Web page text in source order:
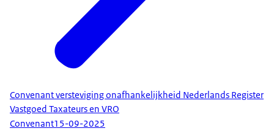
Convenant versteviging onafhankelijkheid Nederlands Register
Vastgoed Taxateurs en VRO
Convenant15-09-2025